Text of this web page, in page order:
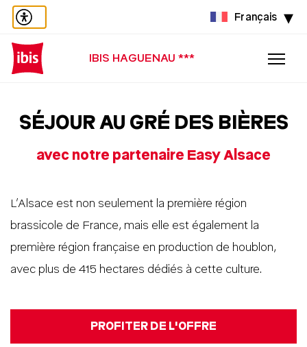
Français
IBIS HAGUENAU ***
SÉJOUR AU GRÉ DES BIÈRES
avec notre partenaire Easy Alsace
L’Alsace est non seulement la première région
brassicole de France, mais elle est également la
première région française en production de houblon,
avec plus de 415 hectares dédiés à cette culture.
PROFITER DE L'OFFRE